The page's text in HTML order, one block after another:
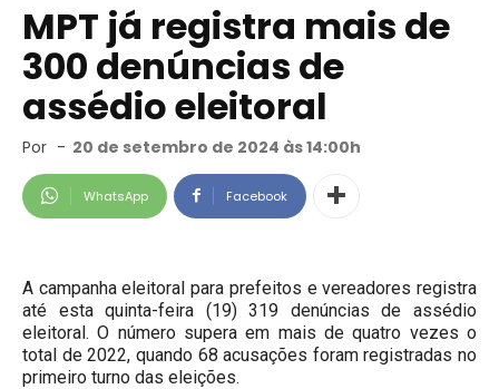
MPT já registra mais de
300 denúncias de
assédio eleitoral
Por - 20 de setembro de 2024 às 14:00h
WhatsApp Facebook
A campanha eleitoral para prefeitos e vereadores registra
até esta quinta-feira (19) 319 denúncias de assédio
eleitoral. O número supera em mais de quatro vezes o
total de 2022, quando 68 acusações foram registradas no
primeiro turno das eleições.